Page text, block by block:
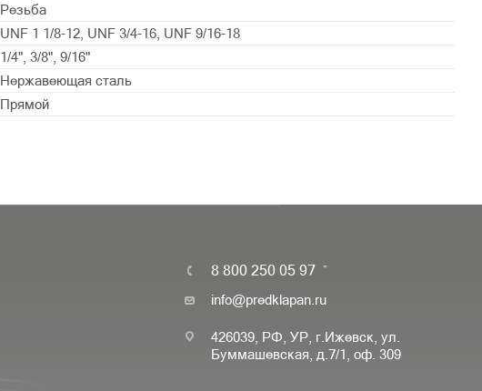
Резьба
UNF 1 1/8-12, UNF 3/4-16, UNF 9/16-18
1/4", 3/8", 9/16"
Нержавеющая сталь
Прямой
8 800 250 05 97
info@predklapan.ru
426039, РФ, УР, г.Ижевск, ул.
Буммашевская, д.7/1, оф. 309